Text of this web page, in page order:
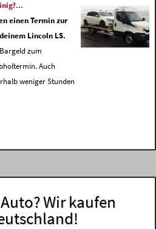
einen Termin zur
Lincoln LS.
zum
Auch
weniger Stunden
Wir kaufen